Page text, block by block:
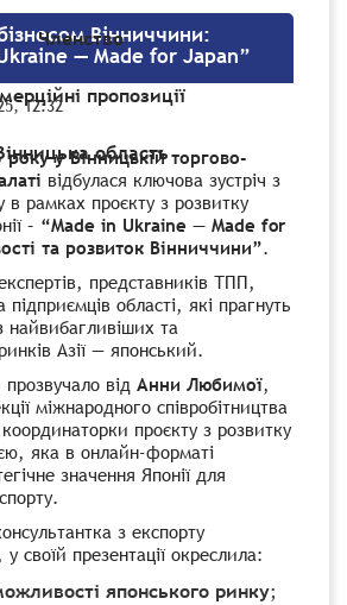
Членство
пропозиції
область
Вінниччини:
— Made for Japan”
12:32
у Вінницькій торгово-
відбулася ключова зустріч з
в рамках проєкту з розвитку
– “Made in Ukraine — Made for
та розвиток Вінниччини”.
представників ТПП,
підприємців області, які прагнуть
та
Азії — японський.
прозвучало від Анни Любимої,
міжнародного співробітництва
проєкту з розвитку
яка в онлайн-форматі
значення Японії для
з експорту
своїй презентації окреслила:
японського ринку;